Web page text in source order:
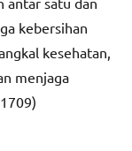
kebersihan
kesehatan,
menjaga